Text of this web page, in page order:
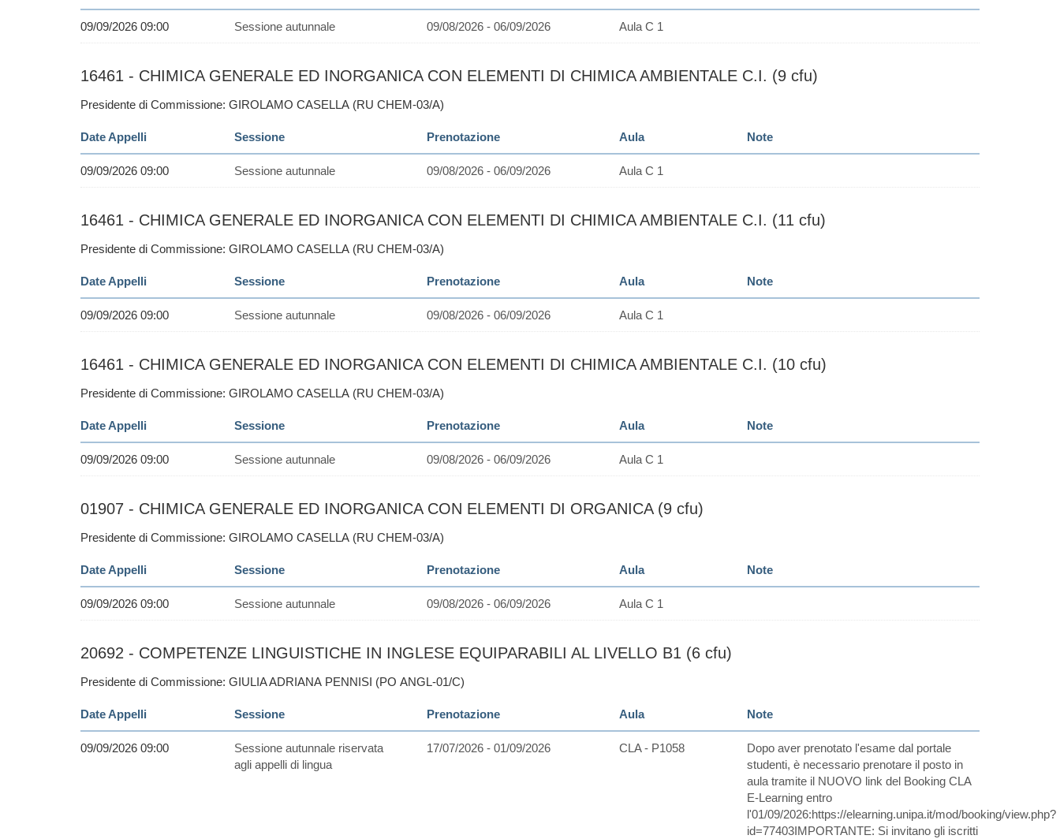
09/09/2026 09:00 Sessione autunnale 09/08/2026 - 06/09/2026 Aula C 1
16461 - CHIMICA GENERALE ED INORGANICA CON ELEMENTI DI CHIMICA AMBIENTALE C.I. (9 cfu)
Presidente di Commissione: GIROLAMO CASELLA (RU CHEM-03/A)
Date Appelli Sessione Prenotazione Aula Note
09/09/2026 09:00 Sessione autunnale 09/08/2026 - 06/09/2026 Aula C 1
16461 - CHIMICA GENERALE ED INORGANICA CON ELEMENTI DI CHIMICA AMBIENTALE C.I. (11 cfu)
Presidente di Commissione: GIROLAMO CASELLA (RU CHEM-03/A)
Date Appelli Sessione Prenotazione Aula Note
09/09/2026 09:00 Sessione autunnale 09/08/2026 - 06/09/2026 Aula C 1
16461 - CHIMICA GENERALE ED INORGANICA CON ELEMENTI DI CHIMICA AMBIENTALE C.I. (10 cfu)
Presidente di Commissione: GIROLAMO CASELLA (RU CHEM-03/A)
Date Appelli Sessione Prenotazione Aula Note
09/09/2026 09:00 Sessione autunnale 09/08/2026 - 06/09/2026 Aula C 1
01907 - CHIMICA GENERALE ED INORGANICA CON ELEMENTI DI ORGANICA (9 cfu)
Presidente di Commissione: GIROLAMO CASELLA (RU CHEM-03/A)
Date Appelli Sessione Prenotazione Aula Note
09/09/2026 09:00 Sessione autunnale 09/08/2026 - 06/09/2026 Aula C 1
20692 - COMPETENZE LINGUISTICHE IN INGLESE EQUIPARABILI AL LIVELLO B1 (6 cfu)
Presidente di Commissione: GIULIA ADRIANA PENNISI (PO ANGL-01/C)
Date Appelli Sessione Prenotazione Aula Note
09/09/2026 09:00
Sessione autunnale riservata
agli appelli di lingua
17/07/2026 - 01/09/2026 CLA - P1058
Dopo aver prenotato l'esame dal portale
studenti, è necessario prenotare il posto in
aula tramite il NUOVO link del Booking CLA
E-Learning entro
l'01/09/2026:https://elearning.unipa.it/mod/booking/view.php?
id=77403IMPORTANTE: Si invitano gli iscritti